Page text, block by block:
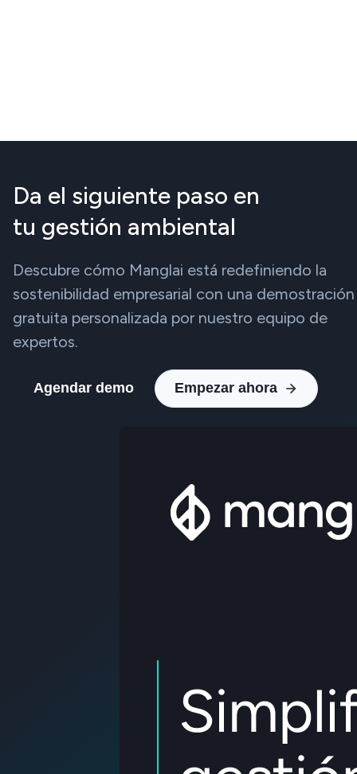
Da el siguiente paso en
tu gestión ambiental
Descubre cómo Manglai está redefiniendo la
sostenibilidad empresarial con una demostración
gratuita personalizada por nuestro equipo de
expertos.
Agendar demo Empezar ahora